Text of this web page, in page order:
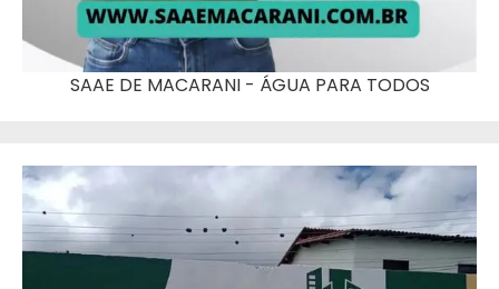
SAAE DE MACARANI - ÁGUA PARA TODOS